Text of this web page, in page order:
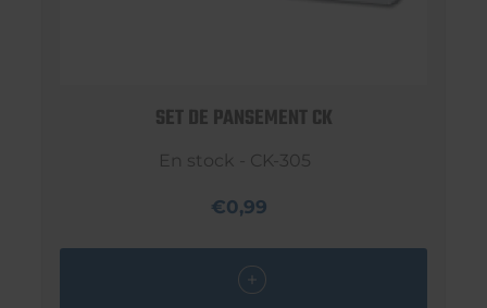
SET DE PANSEMENT CK
En stock - CK-305
€0,99